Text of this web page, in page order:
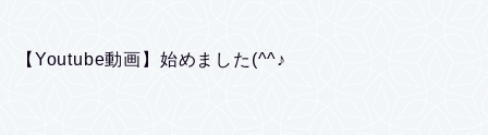
【Youtube動画】始めました(^^♪